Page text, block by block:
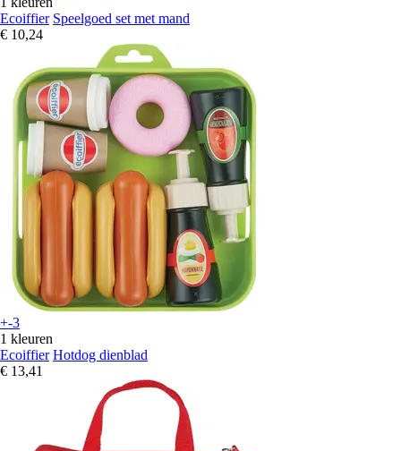
Ecoiffier Speelgoed set met mand
€ 10,24
+-3
1 kleuren
Ecoiffier Hotdog dienblad
€ 13,41